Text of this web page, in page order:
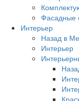
Фасадные
Интерьер
Назад в
Интерьер